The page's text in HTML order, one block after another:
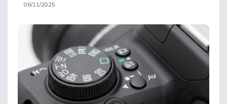
06/11/2025